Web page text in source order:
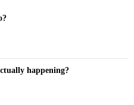
happening?